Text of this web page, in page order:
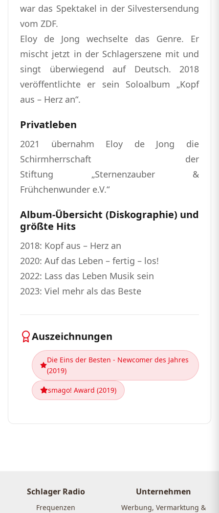
war das Spektakel in der Silvestersendung
vom ZDF.
Eloy de Jong wechselte das Genre. Er
mischt jetzt in der Schlagerszene mit und
singt überwiegend auf Deutsch. 2018
veröffentlichte er sein Soloalbum „Kopf
aus – Herz an“.
Privatleben
2021 übernahm Eloy de Jong die
Schirmherrschaft der
Stiftung „Sternenzauber &
Frühchenwunder e.V.“
Album-Übersicht (Diskographie) und
größte Hits
2018: Kopf aus – Herz an
2020: Auf das Leben – fertig – los!
2022: Lass das Leben Musik sein
2023: Viel mehr als das Beste
Auszeichnungen
Die Eins der Besten - Newcomer des Jahres
(2019)
smago! Award (2019)
Schlager Radio
Frequenzen
Unternehmen
Werbung, Vermarktung &